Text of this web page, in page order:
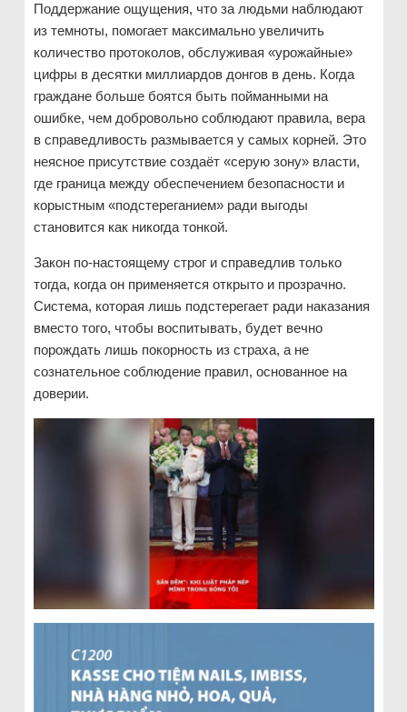
Поддержание ощущения, что за людьми наблюдают
из темноты, помогает максимально увеличить
количество протоколов, обслуживая «урожайные»
цифры в десятки миллиардов донгов в день. Когда
граждане больше боятся быть пойманными на
ошибке, чем добровольно соблюдают правила, вера
в справедливость размывается у самых корней. Это
неясное присутствие создаёт «серую зону» власти,
где граница между обеспечением безопасности и
корыстным «подстереганием» ради выгоды
становится как никогда тонкой.
Закон по-настоящему строг и справедлив только
тогда, когда он применяется открыто и прозрачно.
Система, которая лишь подстерегает ради наказания
вместо того, чтобы воспитывать, будет вечно
порождать лишь покорность из страха, а не
сознательное соблюдение правил, основанное на
доверии.